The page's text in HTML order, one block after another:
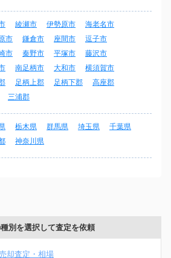
綾瀬市 伊勢原市
海老名市
市
鎌倉市 座間市
逗子市
市
秦野市 平塚市
藤沢市
南足柄市 大和市
横須賀市
足柄上郡 足柄下郡
高座郡
三浦郡
栃木県 群馬県 埼玉県
千葉県
神奈川県
別を選択して査定を依頼
却査定・相場